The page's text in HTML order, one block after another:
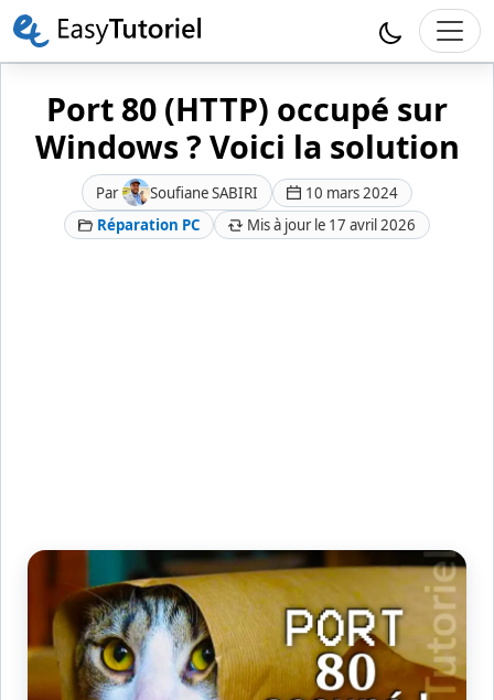
Port 80 (HTTP) occupé sur
Windows ? Voici la solution
Par Soufiane SABIRI
10 mars 2024
Réparation PC
Mis à jour le 17 avril 2026